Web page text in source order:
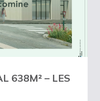
638M² – LES